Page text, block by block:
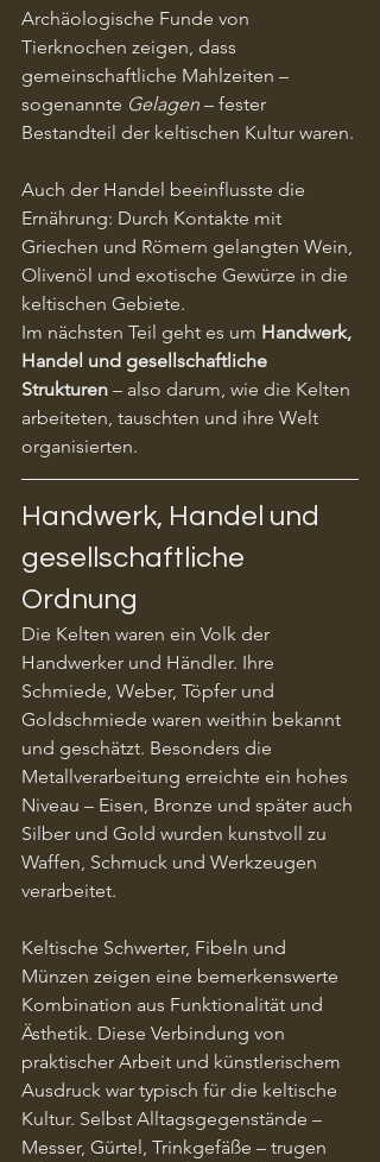
Archäologische Funde von
Tierknochen zeigen, dass
gemeinschaftliche Mahlzeiten –
sogenannte Gelagen – fester
Bestandteil der keltischen Kultur waren.
Auch der Handel beeinflusste die
Ernährung: Durch Kontakte mit
Griechen und Römern gelangten Wein,
Olivenöl und exotische Gewürze in die
keltischen Gebiete.
Im nächsten Teil geht es um Handwerk,
Handel und gesellschaftliche
Strukturen – also darum, wie die Kelten
arbeiteten, tauschten und ihre Welt
organisierten.
Handwerk, Handel und
gesellschaftliche
Ordnung
Die Kelten waren ein Volk der
Handwerker und Händler. Ihre
Schmiede, Weber, Töpfer und
Goldschmiede waren weithin bekannt
und geschätzt. Besonders die
Metallverarbeitung erreichte ein hohes
Niveau – Eisen, Bronze und später auch
Silber und Gold wurden kunstvoll zu
Waffen, Schmuck und Werkzeugen
verarbeitet.
Keltische Schwerter, Fibeln und
Münzen zeigen eine bemerkenswerte
Kombination aus Funktionalität und
Ästhetik. Diese Verbindung von
praktischer Arbeit und künstlerischem
Ausdruck war typisch für die keltische
Kultur. Selbst Alltagsgegenstände –
Messer, Gürtel, Trinkgefäße – trugen